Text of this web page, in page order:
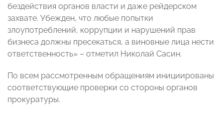
бездействия органов власти и даже рейдерском
захвате. Убежден, что любые попытки
злоупотреблений, коррупции и нарушений прав
бизнеса должны пресекаться, а виновные лица нести
ответственность» – отметил Николай Сасин.
По всем рассмотренным обращениям инициированы
соответствующие проверки со стороны органов
прокуратуры.